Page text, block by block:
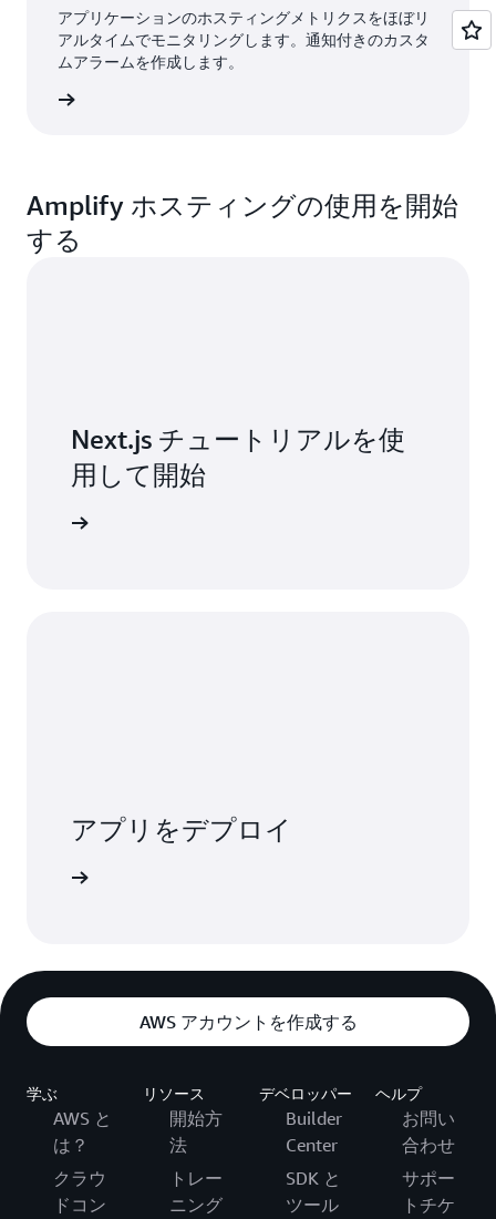
アプリケーションのホスティングメトリクスをほぼリ
アルタイムでモニタリングします。通知付きのカスタ
ムアラームを作成します。
Amplify ホスティングの使用を開始
する
Next.js チュートリアルを使
用して開始
アプリをデプロイ
AWS アカウントを作成する
学ぶ
AWS と
は？
クラウ
ドコン
リソース
開始方
法
トレー
ニング
デベロッパー
Builder
Center
SDK と
ツール
ヘルプ
お問い
合わせ
サポー
トチケ